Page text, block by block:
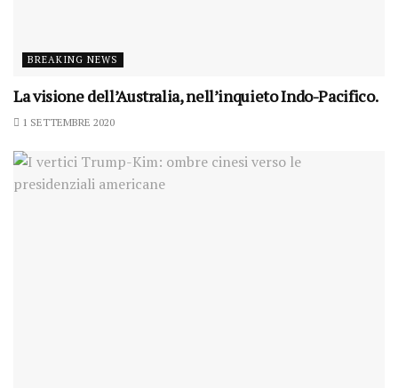
BREAKING NEWS
La visione dell’Australia, nell’inquieto Indo-Pacifico.
1 SETTEMBRE 2020